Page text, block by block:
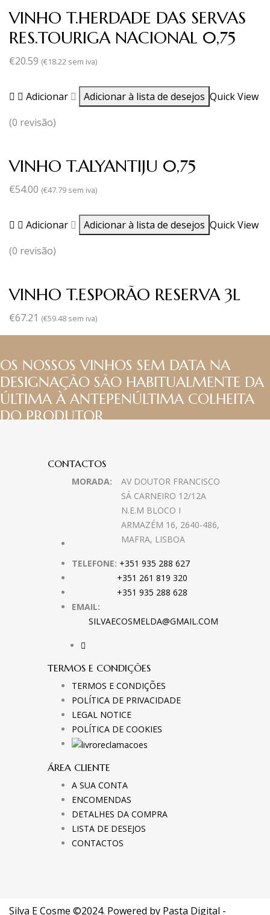
VINHO T.HERDADE DAS SERVAS
RES.TOURIGA NACIONAL 0,75
€20.59 (€18.22 sem iva)
Adicionar Adicionar à lista de desejos Quick View
(0 revisão)
VINHO T.ALYANTIJU 0,75
€54.00 (€47.79 sem iva)
Adicionar Adicionar à lista de desejos Quick View
(0 revisão)
VINHO T.ESPORÃO RESERVA 3L
€67.21 (€59.48 sem iva)
OS NOSSOS VINHOS SEM DATA NA
DESIGNAÇÃO SÃO HABITUALMENTE DA
ÚLTIMA À ANTEPENÚLTIMA COLHEITA
DO PRODUTOR
CONTACTOS
MORADA:
AV DOUTOR FRANCISCO
SÁ CARNEIRO 12/12A
N.E.M BLOCO I
ARMAZÉM 16, 2640-486,
MAFRA, LISBOA
TELEFONE: +351 935 288 627
+351 261 819 320
+351 935 288 628
EMAIL:
SILVAECOSMELDA@GMAIL.COM
TERMOS E CONDIÇÕES
TERMOS E CONDIÇÕES
POLÍTICA DE PRIVACIDADE
LEGAL NOTICE
POLÍTICA DE COOKIES
ÁREA CLIENTE
A SUA CONTA
ENCOMENDAS
DETALHES DA COMPRA
LISTA DE DESEJOS
CONTACTOS
Silva E Cosme ©2024. Powered by Pasta Digital -